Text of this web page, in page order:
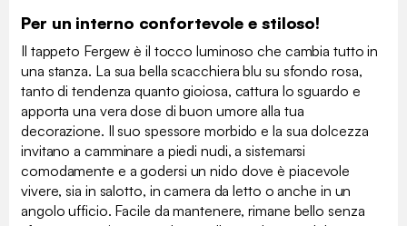
Per un interno confortevole e stiloso!
Il tappeto Fergew è il tocco luminoso che cambia tutto in
una stanza. La sua bella scacchiera blu su sfondo rosa,
tanto di tendenza quanto gioiosa, cattura lo sguardo e
apporta una vera dose di buon umore alla tua
decorazione. Il suo spessore morbido e la sua dolcezza
invitano a camminare a piedi nudi, a sistemarsi
comodamente e a godersi un nido dove è piacevole
vivere, sia in salotto, in camera da letto o anche in un
angolo ufficio. Facile da mantenere, rimane bello senza